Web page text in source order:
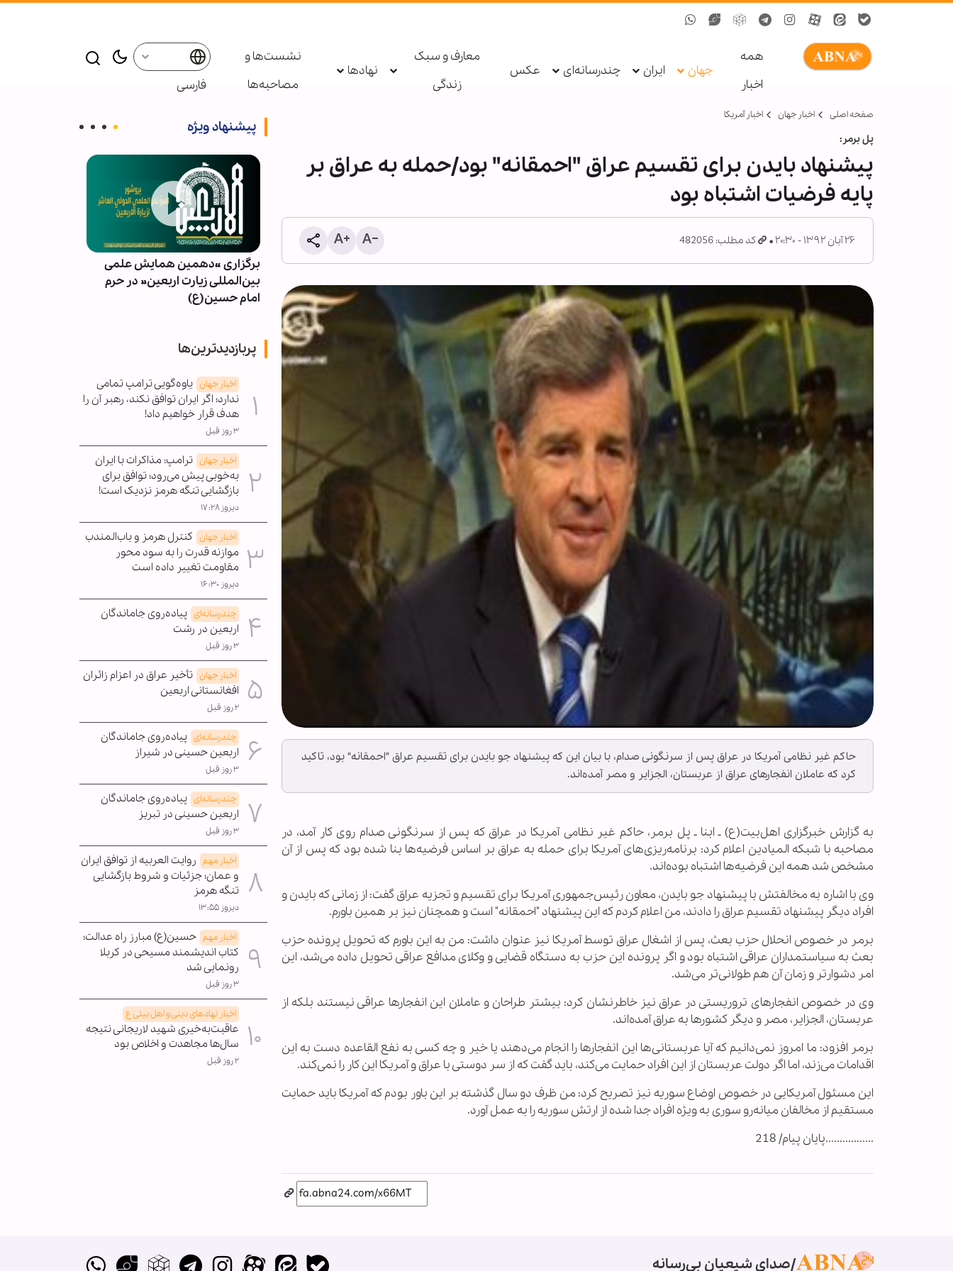
همه
اخبار
جهان ایران چندرسانه‌ای عکس
معارف و سبک
زندگی
نهادها
نشست‌ها و
مصاحبه‌ها
فارسی
صفحه اصلی اخبار جهان اخبار آمریکا
پل برمر:
پیشنهاد بایدن برای تقسیم عراق "احمقانه" بود/حمله به عراق بر
پایه فرضیات اشتباه بود
۲۶ آبان ۱۳۹۲ - ۲۰:۳۰ کد مطلب: 482056
حاکم غیر نظامی آمریکا در عراق پس از سرنگونی صدام، با بیان این که پیشنهاد جو بایدن برای تقسیم عراق "احمقانه" بود، تاکید
کرد که عاملان انفجارهای عراق از عربستان، الجزایر و مصر آمده‌اند.
به گزارش خبرگزاری اهل‌بیت(ع) ـ ابنا ـ پل برمر، حاکم غیر نظامی آمریکا در عراق که پس از سرنگونی صدام روی کار آمد، در
مصاحبه با شبکه المیادین اعلام کرد: برنامه‌ریزی‌های آمریکا برای حمله به عراق بر اساس فرضیه‌ها بنا شده بود که پس از آن
مشخص شد همه این فرضیه‌ها اشتباه بوده‌اند.
وی با اشاره به مخالفتش با پیشنهاد جو بایدن، معاون رئیس‌جمهوری آمریکا برای تقسیم و تجزیه عراق گفت: از زمانی که بایدن و
افراد دیگر پیشنهاد تقسیم عراق را دادند، من اعلام کردم که این پیشنهاد "احمقانه" است و همچنان نیز بر همین باورم.
برمر در خصوص انحلال حزب بعث، پس از اشغال عراق توسط آمریکا نیز عنوان داشت: من به این باورم که تحویل پرونده حزب
بعث به سیاستمداران عراقی اشتباه بود و اگر پرونده این حزب به دستگاه قضایی و وکلای مدافع عراقی تحویل داده می‌شد، این
امر دشوارتر و زمان آن هم طولانی‌تر می‌شد.
وی در خصوص انفجارهای تروریستی در عراق نیز خاطرنشان کرد: بیشتر طراحان و عاملان این انفجارها عراقی نیستند بلکه از
عربستان، الجزایر، مصر و دیگر کشورها به عراق آمده‌اند.
برمر افزود: ما امروز نمی‌دانیم که آیا عربستانی‌ها این انفجارها را انجام می‌دهند یا خیر و چه کسی به نفع القاعده دست به این
اقدامات می‌زند، اما اگر دولت عربستان از این افراد حمایت می‌کند، باید گفت که از سر دوستی با عراق و آمریکا این کار را نمی‌کند.
این مسئول آمریکایی در خصوص اوضاع سوریه نیز تصریح کرد: من ظرف دو سال گذشته بر این باور بودم که آمریکا باید حمایت
مستقیم از مخالفان میانه‌رو سوری به ویژه افراد جدا شده از ارتش سوریه را به عمل آورد.
.................پایان پیام/ 218
پیشنهاد ویژه
رسانه‌های عبری: نرخ مهاجرت از
رژیم صهیونیستی، ۵۰ درصد
افزایش یافت
برگزاری «دهمین همایش علمی
بین‌المللی زیارت اربعین» در حرم
امام حسین(ع)
پربازدیدترین‌ها
اخبار جهان یاوه‌گویی ترامپ تمامی
ندارد؛ اگر ایران توافق نکند، رهبر آن را
هدف قرار خواهیم داد!
۳ روز قبل
اخبار جهان ترامپ: مذاکرات با ایران
به‌خوبی پیش می‌رود؛ توافق برای
بازگشایی تنگه هرمز نزدیک است!
دیروز ۱۷:۲۸
اخبار جهان کنترل هرمز و باب‌المندب
موازنه قدرت را به سود محور
مقاومت تغییر داده است
دیروز ۱۶:۳۰
چندرسانه‌ای پیاده‌روی جاماندگان
اربعین در رشت
۳ روز قبل
اخبار جهان تأخیر عراق در اعزام زائران
افغانستانی اربعین
۲ روز قبل
چندرسانه‌ای پیاده‌روی جاماندگان
اربعین حسینی در شیراز
۳ روز قبل
چندرسانه‌ای پیاده‌روی جاماندگان
اربعین حسینی در تبریز
۳ روز قبل
اخبار مهم روایت العربیه از توافق ایران
و عمان؛ جزئیات و شروط بازگشایی
تنگه هرمز
دیروز ۱۳:۵۵
اخبار مهم حسین(ع) مبارز راه عدالت؛
کتاب اندیشمند مسیحی در کربلا
رونمایی شد
۳ روز قبل
اخبار نهادهای دینی و اهل بیتی ع
عاقبت‌به‌خیری شهید لاریجانی نتیجه
سال‌ها مجاهدت و اخلاص بود
۲ روز قبل
صدای شیعیان بی‌رسانه